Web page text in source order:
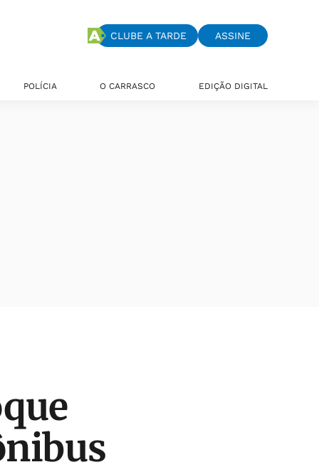
CLUBE A TARDE ASSINE
POLÍCIA O CARRASCO EDIÇÃO DIGITAL